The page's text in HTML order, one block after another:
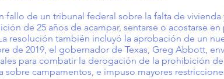
fallo de un tribunal federal sobre la falta de
de 25 años de acampar, sentarse o acostarse
resolución también incluyó la aprobación de un
de 2019, el gobernador de Texas, Greg Abbott,
para combatir la derogación de la prohibición
sobre campamentos, e impuso mayores